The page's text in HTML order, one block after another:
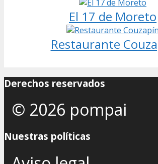
El 17 de Moreto
Restaurante
Derechos reservados
© 2026 pompai
Nuestras políticas